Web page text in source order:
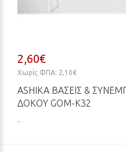
2,60€
Χωρίς ΦΠΑ: 2,10€
ASHIKA ΒΆΣΕΙΣ &
ΔΟΚΟΎ GOM-K32
..